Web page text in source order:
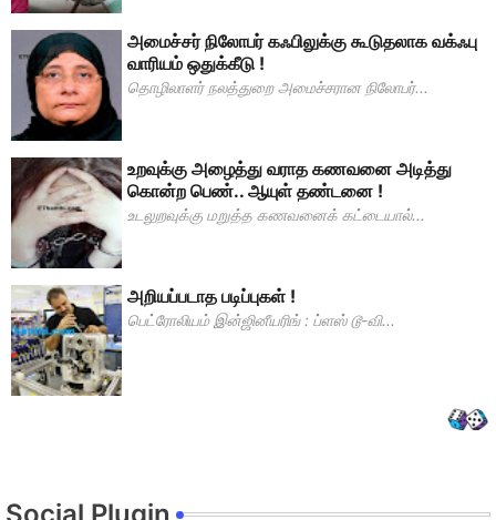
அமைச்சர் நிலோபர் கஃபிலுக்கு கூடுதலாக வக்ஃபு
வாரியம் ஒதுக்கீடு !
தொழிலாளர் நலத்துறை அமைச்சரான நிலோபர்...
உறவுக்கு அழைத்து வராத கணவனை அடித்து
கொன்ற பெண்.. ஆயுள் தண்டனை !
உடலுறவுக்கு மறுத்த கணவனைக் கட்டையால்...
அறியப்படாத படிப்புகள் !
பெட்ரோலியம் இன்ஜினீயரிங் : ப்ளஸ் டூ-வி...